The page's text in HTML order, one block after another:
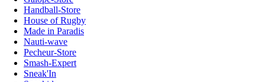
Handball-Store
House of Rugby
Made in Paradis
Nauti-wave
Pecheur-Store
Smash-Expert
Sneak'In